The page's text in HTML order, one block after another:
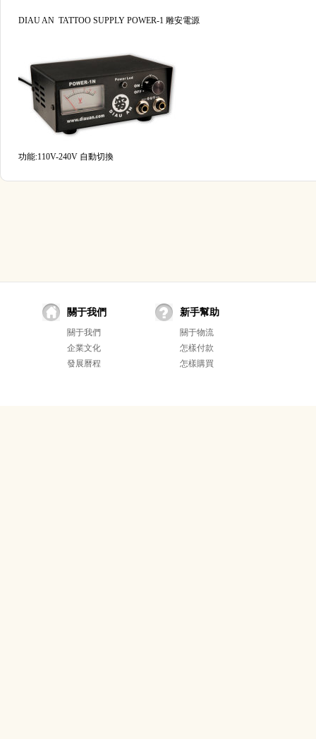
DIAU AN TATTOO SUPPLY POWER-1 雕安電源
功能:110V-240V 自動切換
關于我們
關于我們
企業文化
發展曆程
新手幫助
關于物流
怎樣付款
怎樣購買